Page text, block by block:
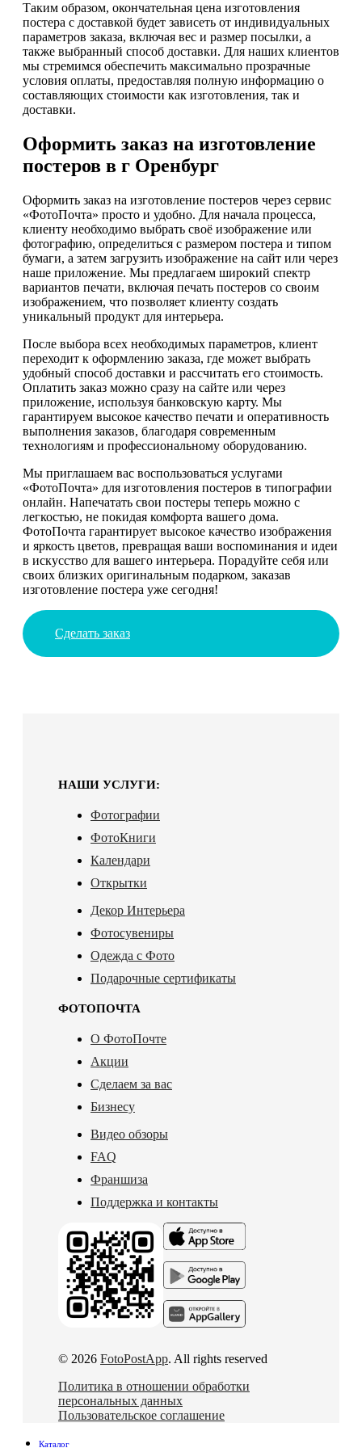
Таким образом, окончательная цена изготовления
постера с доставкой будет зависеть от индивидуальных
параметров заказа, включая вес и размер посылки, а
также выбранный способ доставки. Для наших клиентов
мы стремимся обеспечить максимально прозрачные
условия оплаты, предоставляя полную информацию о
составляющих стоимости как изготовления, так и
доставки.
Оформить заказ на изготовление
постеров в г Оренбург
Оформить заказ на изготовление постеров через сервис
«ФотоПочта» просто и удобно. Для начала процесса,
клиенту необходимо выбрать своё изображение или
фотографию, определиться с размером постера и типом
бумаги, а затем загрузить изображение на сайт или через
наше приложение. Мы предлагаем широкий спектр
вариантов печати, включая печать постеров со своим
изображением, что позволяет клиенту создать
уникальный продукт для интерьера.
После выбора всех необходимых параметров, клиент
переходит к оформлению заказа, где может выбрать
удобный способ доставки и рассчитать его стоимость.
Оплатить заказ можно сразу на сайте или через
приложение, используя банковскую карту. Мы
гарантируем высокое качество печати и оперативность
выполнения заказов, благодаря современным
технологиям и профессиональному оборудованию.
Мы приглашаем вас воспользоваться услугами
«ФотоПочта» для изготовления постеров в типографии
онлайн. Напечатать свои постеры теперь можно с
легкостью, не покидая комфорта вашего дома.
ФотоПочта гарантирует высокое качество изображения
и яркость цветов, превращая ваши воспоминания и идеи
в искусство для вашего интерьера. Порадуйте себя или
своих близких оригинальным подарком, заказав
изготовление постера уже сегодня!
Сделать заказ
НАШИ УСЛУГИ:
Фотографии
ФотоКниги
Календари
Открытки
Декор Интерьера
Фотосувениры
Одежда с Фото
Подарочные сертификаты
ФОТОПОЧТА
О ФотоПочте
Акции
Сделаем за вас
Бизнесу
Видео обзоры
FAQ
Франшиза
Поддержка и контакты
© 2026 FotoPostApp. All rights reserved
Политика в отношении обработки
персональных данных
Пользовательское соглашение
Каталог